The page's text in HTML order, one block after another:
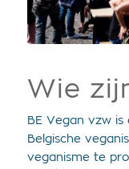
Wie
BE Vegan vzw is
Belgische
veganisme te